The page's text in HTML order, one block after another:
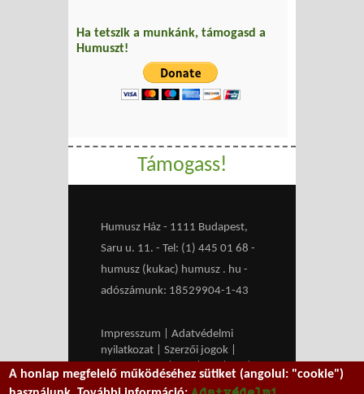
Ha tetszik a munkánk, támogasd a
Humuszt!
Támogass!
Humusz Ház - 1111 Budapest,
Saru u. 11. - Tel: (1) 445 01 68 -
humusz (kukac) humusz . hu -
adószámunk: 18529904-1-43
Impresszum
Adatvédelmi
nyilatkozat
Szerzői jogok
Médiaajánlat
RSS HU| EN
A honlap megfelelő működéséhez sütiket (angolul: "cookie")